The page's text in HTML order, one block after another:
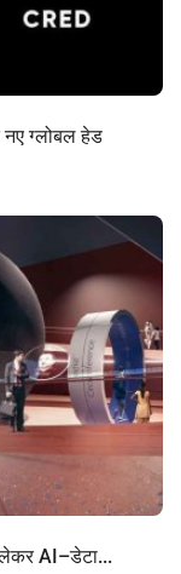
ग्लोबल हेड
लेकर AI–डेटा...